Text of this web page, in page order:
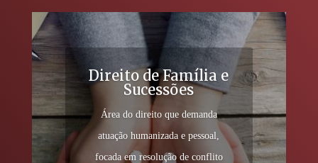
Direito de Família e
Sucessões
Área do direito que demanda
atuação humanizada e pessoal,
focada em resolução de conflito